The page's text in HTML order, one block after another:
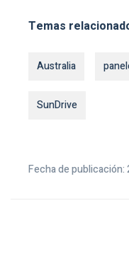
Temas
Australia
SunDrive
Fecha de publicación: